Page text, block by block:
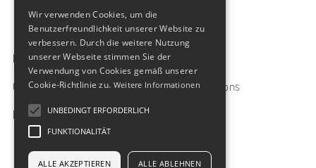
Home
General Catalogue
Downloads
Company
IFU/Instructions
Wir verwenden Cookies, um die
Benutzerfreundlichkeit unserer Website zu
verbessern. Durch die weitere Nutzung
unserer Webseite stimmen Sie der
Verwendung von Cookies gemäß unserer
Cookie-Richtlinie zu. Weitere Informationen
UNBEDINGT ERFORDERLICH
FUNKTIONALITÄT
ALLE AKZEPTIEREN ALLE ABLEHNEN